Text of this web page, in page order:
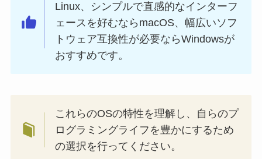
Linux、シンプルで直感的なインターフ
ェースを好むならmacOS、幅広いソフ
トウェア互換性が必要ならWindowsが
おすすめです。
これらのOSの特性を理解し、自らのプ
ログラミングライフを豊かにするため
の選択を行ってください。